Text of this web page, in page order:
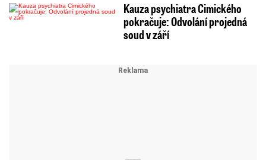
Kauza psychiatra Cimického
pokračuje: Odvolání projedná
soud v září